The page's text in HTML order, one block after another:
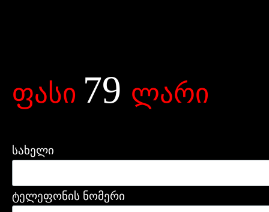
ფასი 79 ლარი
სახელი
ტელეფონის ნომერი